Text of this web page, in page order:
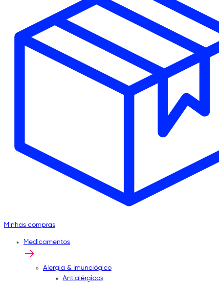
Minhas compras
Medicamentos
Alergia & Imunológico
Antialérgicos